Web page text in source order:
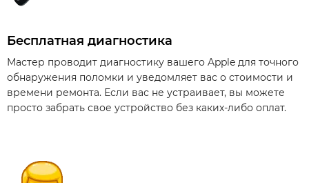
Бесплатная диагностика
Мастер проводит диагностику вашего Apple для точного
обнаружения поломки и уведомляет вас о стоимости и
времени ремонта. Если вас не устраивает, вы можете
просто забрать свое устройство без каких-либо оплат.